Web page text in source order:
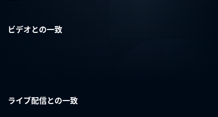
ビデオとの一致
ライブ配信との一致